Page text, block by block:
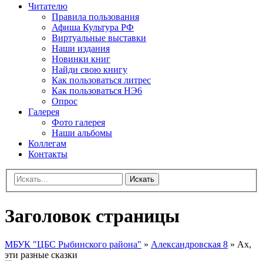
Читателю
Правила пользования
Афиша Культура РФ
Виртуальные выставки
Наши издания
Новинки книг
Найди свою книгу
Как пользоваться литрес
Как пользоваться НЭ6
Опрос
Галерея
Фото галерея
Наши альбомы
Коллегам
Контакты
Искать
Заголовок страницы
МБУК "ЦБС Рыбинского района" » Александровская 8 » Ах,
эти разные сказки